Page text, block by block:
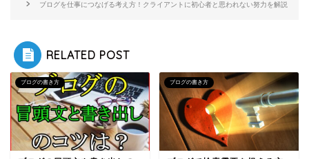
ブログを仕事につなげる考え方！クライアントに初心者と思われない努力を解説
RELATED POST
ブログの書き方 ブログの書き方